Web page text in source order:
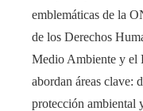
emblemáticas de la
de los Derechos
Medio Ambiente y el
abordan áreas clave:
protección ambiental